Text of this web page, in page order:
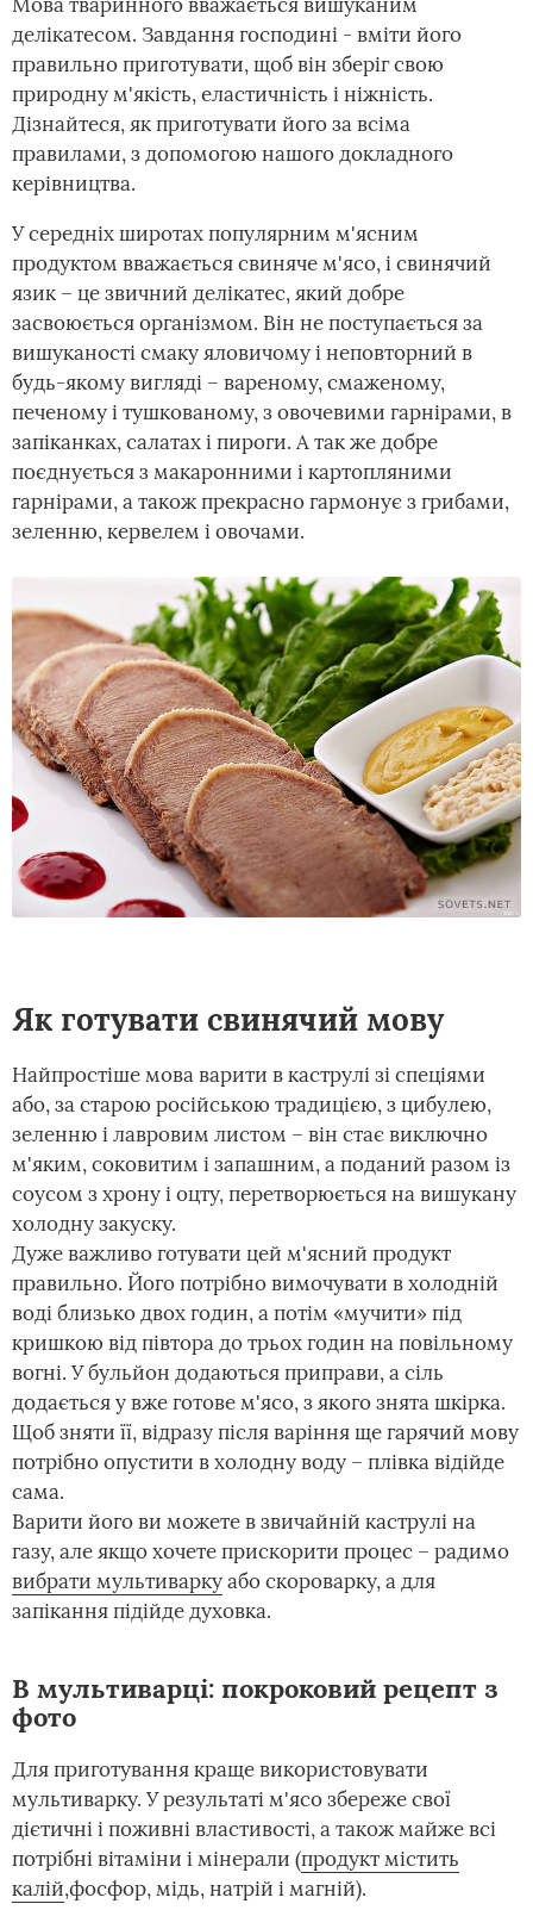
делікатесом. Завдання господині - вміти його
правильно приготувати, щоб він зберіг свою
природну м'якість, еластичність і ніжність.
Дізнайтеся, як приготувати його за всіма
правилами, з допомогою нашого докладного
керівництва.
У середніх широтах популярним м'ясним
продуктом вважається свиняче м'ясо, і свинячий
язик – це звичний делікатес, який добре
засвоюється організмом. Він не поступається за
вишуканості смаку яловичому і неповторний в
будь-якому вигляді – вареному, смаженому,
печеному і тушкованому, з овочевими гарнірами, в
запіканках, салатах і пироги. А так же добре
поєднується з макаронними і картопляними
гарнірами, а також прекрасно гармонує з грибами,
зеленню, кервелем і овочами.
Як готувати свинячий мову
Найпростіше мова варити в каструлі зі спеціями
або, за старою російською традицією, з цибулею,
зеленню і лавровим листом – він стає виключно
м'яким, соковитим і запашним, а поданий разом із
соусом з хрону і оцту, перетворюється на вишукану
холодну закуску.
Дуже важливо готувати цей м'ясний продукт
правильно. Його потрібно вимочувати в холодній
воді близько двох годин, а потім «мучити» під
кришкою від півтора до трьох годин на повільному
вогні. У бульйон додаються приправи, а сіль
додається у вже готове м'ясо, з якого знята шкірка.
Щоб зняти її, відразу після варіння ще гарячий мову
потрібно опустити в холодну воду – плівка відійде
сама.
Варити його ви можете в звичайній каструлі на
газу, але якщо хочете прискорити процес – радимо
вибрати мультиваркуабо скороварку, а для
запікання підійде духовка.
В мультиварці: покроковий рецепт з
фото
Для приготування краще використовувати
мультиварку. У результаті м'ясо збереже свої
дієтичні і поживні властивості, а також майже всі
потрібні вітаміни і мінерали (продукт містить
калій,фосфор, мідь, натрій і магній).